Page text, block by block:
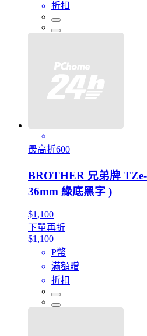
折扣
最高折600
BROTHER 兄弟牌
36mm 綠底黑字 )
$1,100
下單再折
$1,100
P幣
滿額贈
折扣